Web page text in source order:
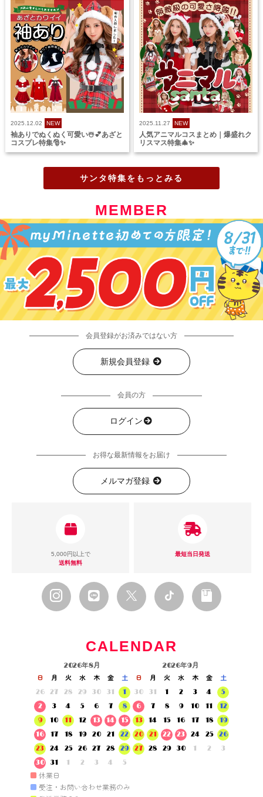
2025.12.02 NEW
袖ありでぬくぬく可愛い☃️💕あざと
コスプレ特集🎅✨
2025.11.27 NEW
人気アニマルコスまとめ｜爆盛れク
リスマス特集🎄✨
サンタ特集をもっとみる
MEMBER
会員登録がお済みではない方
新規会員登録
会員の方
ログイン
お得な最新情報をお届け
メルマガ登録
5,000円以上で
送料無料
最短当日発送
CALENDAR
2026年8月
日 月 火 水 木 金
土
26
27 28 29 30 31
1
2
3 4 5 6 7
8
9
10 11 12 13 14
15
16
17 18 19 20 21
22
23
24 25 26 27 28
29
30
31 1 2 3 4 5
2026年9月
日 月 火 水 木 金
土
30
31 1 2 3 4
5
6
7 8 9 10 11
12
13
14 15 16 17 18
19
20
21 22 23 24 25
26
27
28 29 30 1 2 3
■ 休業日
■ 受注・お問い合わせ業務のみ